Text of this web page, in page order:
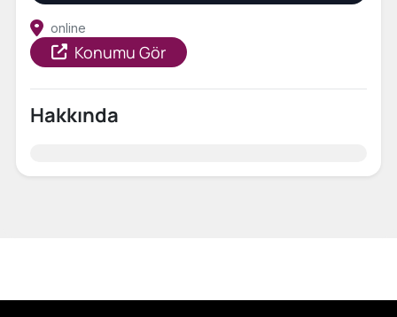
online
Konumu Gör
Hakkında